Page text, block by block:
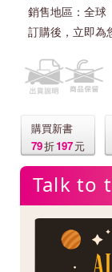
銷售地區： 全球
訂購後，立即為
購買新書
79折197元
Talk to